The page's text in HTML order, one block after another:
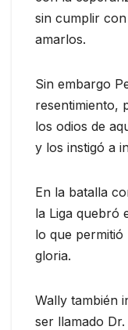
sin cumplir
amarlos.
Sin embargo
resentimiento,
los odios de
y los instigó a
En la batalla
la Liga quebró
lo que
gloria.
Wally también
ser llamado